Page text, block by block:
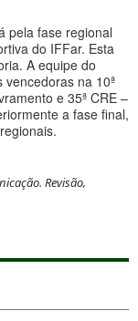
pela fase regional
do IFFar. Esta
A equipe do
na 10ª
e 35ª CRE –
a fase final,
Revisão,